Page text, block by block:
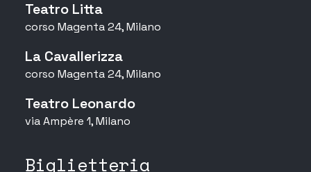
Teatro Litta
corso Magenta 24, Milano
La Cavallerizza
corso Magenta 24, Milano
Teatro Leonardo
via Ampère 1, Milano
Biglietteria